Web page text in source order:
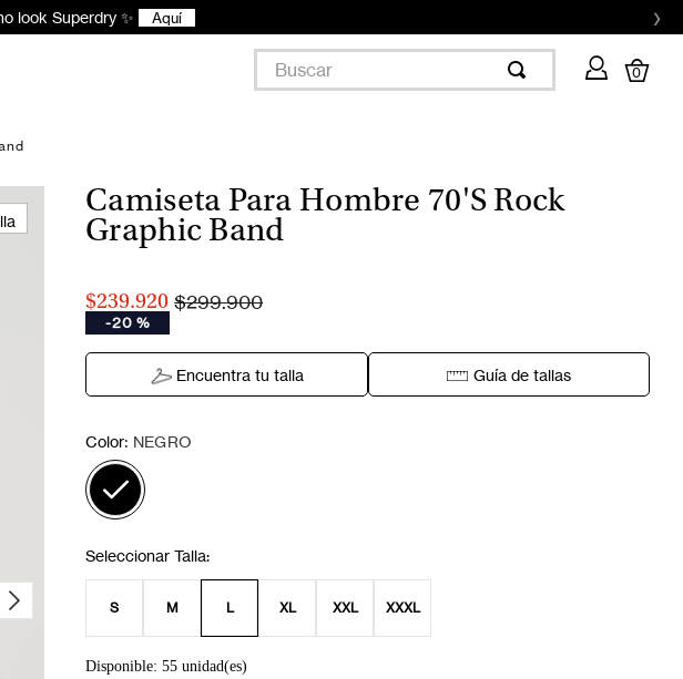
look Superdry ✨ Aquí ›
Buscar
0
Camiseta Para Hombre 70'S Rock
Graphic Band
$239.920 $299.900
-20 %
Encuentra tu talla Guía de tallas
Color: NEGRO
S M L XL XXL XXXL
Disponible: 55 unidad(es)